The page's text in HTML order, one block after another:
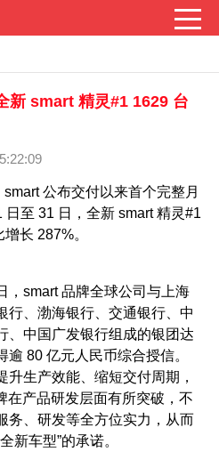
新 smart 精灵#1 1629 台
公布交付以来首个完整月
至 31 日，全新 smart 精灵#1
长 287%。
smart 品牌全球公司与上海
行、渤海银行、交通银行、中
、中国广发银行组成的银团达
80 亿元人民币综合授信。
生产效能、缩短交付周期，
在产品研发层面有所突破，不
务、研发等全方位实力，从而
新车型”的承诺。